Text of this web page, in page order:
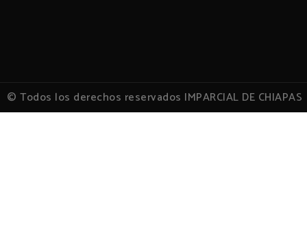
© Todos los derechos reservados IMPARCIAL DE CHIAPAS